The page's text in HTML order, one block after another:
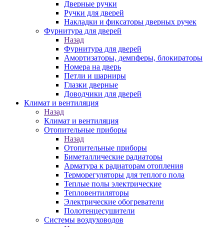
Дверные ручки
Ручки для дверей
Накладки и фиксаторы дверных ручек
Фурнитура для дверей
Назад
Фурнитура для дверей
Амортизаторы, демпферы, блокираторы
Номера на дверь
Петли и шарниры
Глазки дверные
Доводчики для дверей
Климат и вентиляция
Назад
Климат и вентиляция
Отопительные приборы
Назад
Отопительные приборы
Биметаллические радиаторы
Арматура к радиаторам отопления
Терморегуляторы для теплого пола
Теплые полы электрические
Тепловентиляторы
Электрические обогреватели
Полотенцесушители
Системы воздуховодов